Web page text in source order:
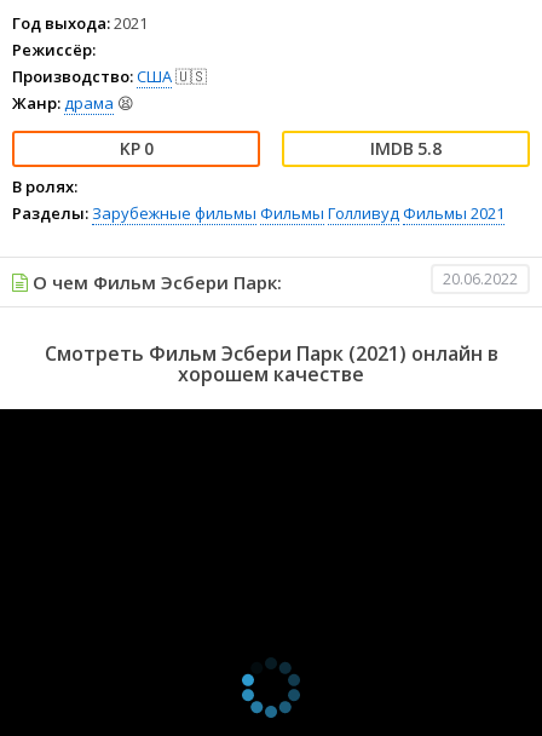
Год выхода:2021
Режиссёр:
Производство:США🇺🇸
Жанр:драма 😫
0 5.8
В ролях:
Разделы: Зарубежные фильмы Фильмы ГолливудФильмы 2021
О чем Фильм Эсбери Парк: 20.06.2022
Смотреть Фильм Эсбери Парк (2021) онлайн в
хорошем качестве